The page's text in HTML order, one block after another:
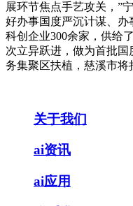
展环节焦点手艺攻关，”
好办事国度严沉计谋、
科创企业300余家，供给
次立异跃进，做为首批
务集聚区扶植，慈溪市将
关于我们
ai资讯
ai应用